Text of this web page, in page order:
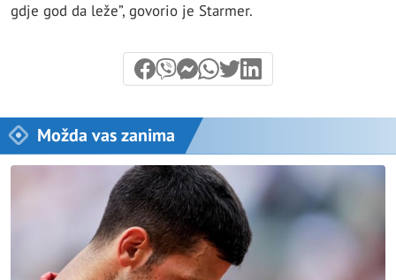
gdje god da leže”, govorio je Starmer.
Možda vas zanima